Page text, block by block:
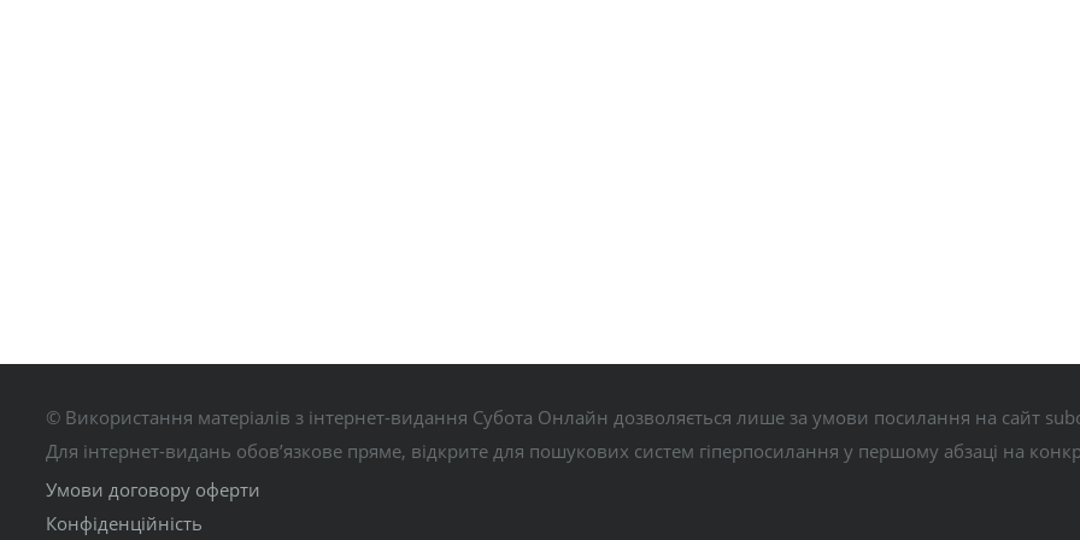
© Використання матеріалів з інтернет-видання Субота Онлайн дозволяється лише за умови посилання на сайт
Для інтернет-видань обов’язкове пряме, відкрите для пошукових систем гіперпосилання у першому абзаці на
Умови договору оферти
Конфіденційність